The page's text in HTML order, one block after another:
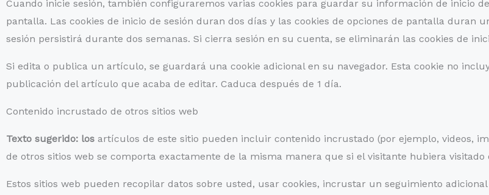
Cuando inicie sesión, también configuraremos varias cookies para guardar su información de inicio
pantalla. Las cookies de inicio de sesión duran dos días y las cookies de opciones de pantalla duran
sesión persistirá durante dos semanas. Si cierra sesión en su cuenta, se eliminarán las cookies de
Si edita o publica un artículo, se guardará una cookie adicional en su navegador. Esta cookie no
publicación del artículo que acaba de editar. Caduca después de 1 día.
Contenido incrustado de otros sitios web
Texto sugerido: los artículos de este sitio pueden incluir contenido incrustado (por ejemplo, videos,
de otros sitios web se comporta exactamente de la misma manera que si el visitante hubiera visitado
Estos sitios web pueden recopilar datos sobre usted, usar cookies, incrustar un seguimiento